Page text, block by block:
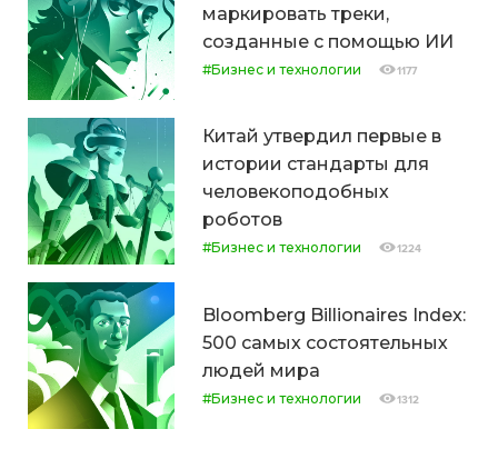
маркировать треки,
созданные с помощью ИИ
#Бизнес и технологии 1177
Китай утвердил первые в
истории стандарты для
человекоподобных
роботов
#Бизнес и технологии 1224
Bloomberg Billionaires Index:
500 самых состоятельных
людей мира
#Бизнес и технологии 1312